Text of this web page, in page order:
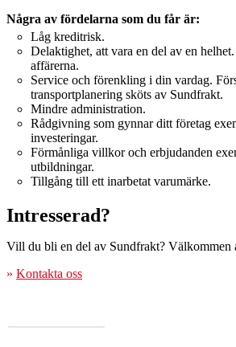
Några av fördelarna som du får är:
Låg kreditrisk.
Delaktighet, att vara en del av en
affärerna.
Service och förenkling i din vardag.
transportplanering sköts av Sundfrakt.
Mindre administration.
Rådgivning som gynnar ditt företag
investeringar.
Förmånliga villkor och erbjudanden
utbildningar.
Tillgång till ett inarbetat varumärke.
Intresserad?
Vill du bli en del av Sundfrakt? Välkommen
» Kontakta oss